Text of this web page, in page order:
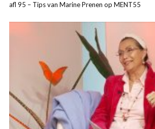
afl 95 – Tips van Marine Prenen op MENT55